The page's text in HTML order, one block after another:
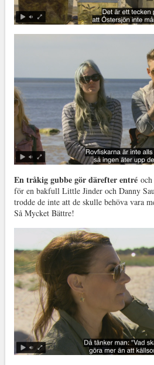
En tråkig gubbe gör därefter entré
för en bakfull Little Jinder och Danny
trodde de inte att de skulle behöva vara
Så Mycket Bättre!